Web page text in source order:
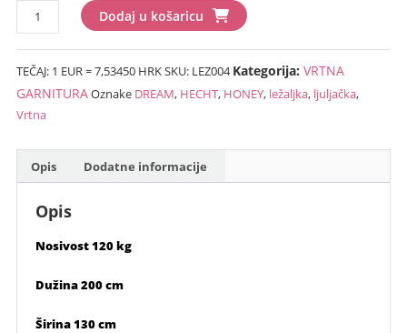
Vrtna
ljuljačka
ležaljka
HECHT
DREAM
HONEY
Dodaj u košaricu
TEČAJ: 1 EUR = 7,53450 HRKSKU: LEZ004 Kategorija: VRTNA
GARNITURAOznake DREAM, HECHT, HONEY, ležaljka, ljuljačka,
Vrtna
Opis Dodatne informacije
Opis
Nosivost 120 kg
Dužina 200 cm
Širina 130 cm